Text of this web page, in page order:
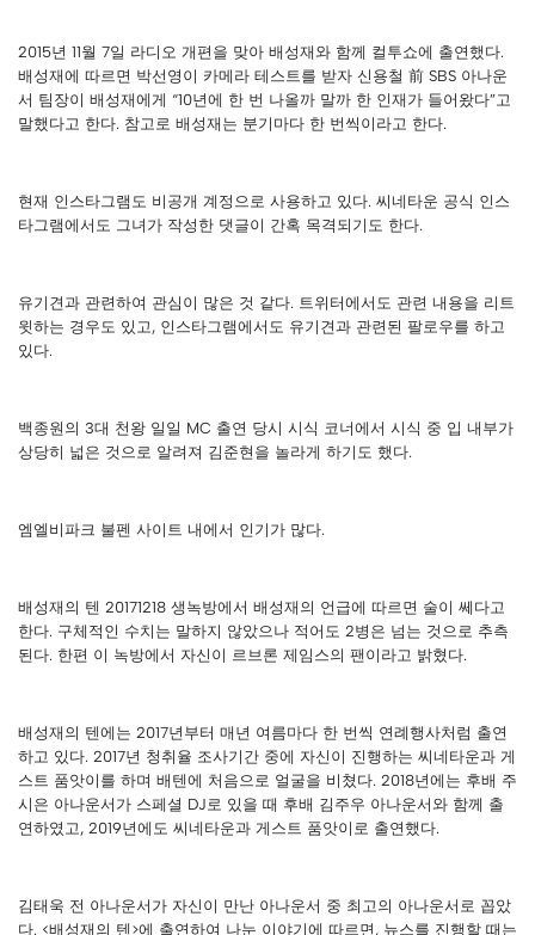
2015년 11월 7일 라디오 개편을 맞아 배성재와 함께 컬투쇼에 출연했다.
배성재에 따르면 박선영이 카메라 테스트를 받자 신용철 前 SBS 아나운
서 팀장이 배성재에게 “10년에 한 번 나올까 말까 한 인재가 들어왔다”고
말했다고 한다. 참고로 배성재는 분기마다 한 번씩이라고 한다.
현재 인스타그램도 비공개 계정으로 사용하고 있다. 씨네타운 공식 인스
타그램에서도 그녀가 작성한 댓글이 간혹 목격되기도 한다.
유기견과 관련하여 관심이 많은 것 같다. 트위터에서도 관련 내용을 리트
윗하는 경우도 있고, 인스타그램에서도 유기견과 관련된 팔로우를 하고
있다.
백종원의 3대 천왕 일일 MC 출연 당시 시식 코너에서 시식 중 입 내부가
상당히 넓은 것으로 알려져 김준현을 놀라게 하기도 했다.
엠엘비파크 불펜 사이트 내에서 인기가 많다.
배성재의 텐 20171218 생녹방에서 배성재의 언급에 따르면 술이 쎄다고
한다. 구체적인 수치는 말하지 않았으나 적어도 2병은 넘는 것으로 추측
된다. 한편 이 녹방에서 자신이 르브론 제임스의 팬이라고 밝혔다.
배성재의 텐에는 2017년부터 매년 여름마다 한 번씩 연례행사처럼 출연
하고 있다. 2017년 청취율 조사기간 중에 자신이 진행하는 씨네타운과 게
스트 품앗이를 하며 배텐에 처음으로 얼굴을 비쳤다. 2018년에는 후배 주
시은 아나운서가 스페셜 DJ로 있을 때 후배 김주우 아나운서와 함께 출
연하였고, 2019년에도 씨네타운과 게스트 품앗이로 출연했다.
김태욱 전 아나운서가 자신이 만난 아나운서 중 최고의 아나운서로 꼽았
다. <배성재의 텐>에 출연하여 나눈 이야기에 따르면, 뉴스를 진행할 때는